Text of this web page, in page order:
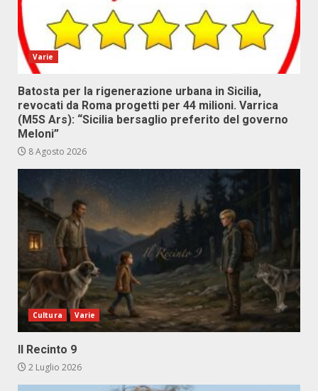
Varie
Batosta per la rigenerazione urbana in Sicilia,
revocati da Roma progetti per 44 milioni. Varrica
(M5S Ars): “Sicilia bersaglio preferito del governo
Meloni”
8 Agosto 2026
Cultura Varie
Il Recinto 9
2 Luglio 2026